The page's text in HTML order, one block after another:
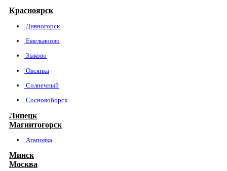
Красноярск
Дивногорск
Емельяново
Зыково
Овсянка
Солнечный
Сосновоборск
Липецк
Магнитогорск
Агаповка
Минск
Москва